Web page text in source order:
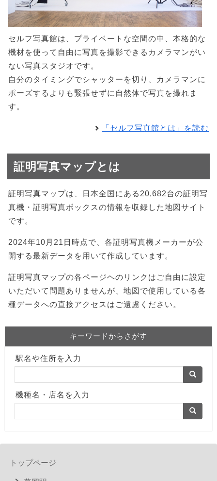
セルフ写真館は、プライベートな空間の中、本格的な
機材を使って自由に写真を撮影できるカメラマンがい
ない写真スタジオです。
自分のタイミングでシャッターを切り、カメラマンに
ポーズするよりも緊張せずに自然体で写真を撮れま
す。
「セルフ写真館とは」を読む
証明写真マップとは
証明写真マップは、日本全国にある20,682台の証明写
真機・証明写真ボックスの情報を収録した地図サイト
です。
2024年10月21日時点で、各証明写真機メーカーが公
開する最新データを用いて作成しています。
証明写真マップの各ページヘのリンクはご自由に設定
いただいて問題ありませんが、地図で使用している各
種データへの直接アクセスはご遠慮ください。
キーワードからさがす
駅名や住所を入力
機種名・店名を入力
トップページ